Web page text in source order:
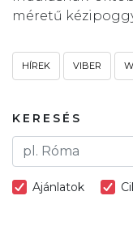
méretű
HÍREK VIBER
KERESÉS
Ajánlatok